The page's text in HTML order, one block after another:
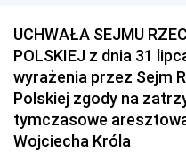
UCHWAŁA SEJMU
POLSKIEJ z dnia 31
wyrażenia przez Sejm
Polskiej zgody na
tymczasowe
Wojciecha Króla